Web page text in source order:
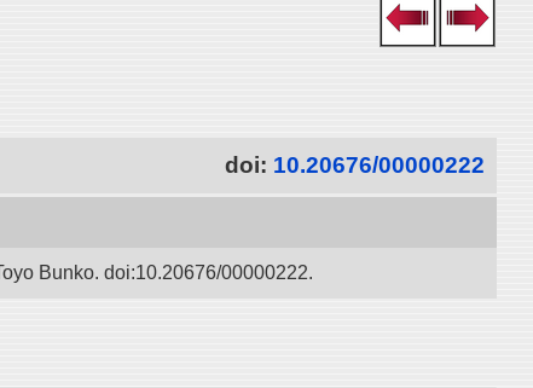
doi: 10.20676/00000222
Bunko. doi:10.20676/00000222.